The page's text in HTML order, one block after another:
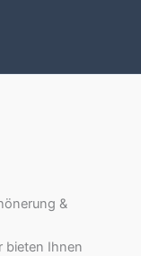
&
bieten Ihnen